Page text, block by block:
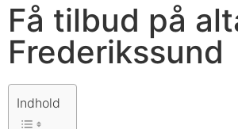
Få tilbud på
Frederikssund
Indhold